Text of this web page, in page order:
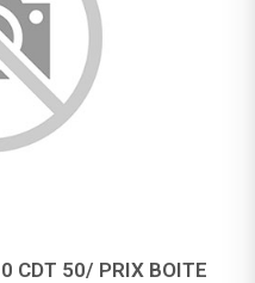
CDT 50/ PRIX BOITE